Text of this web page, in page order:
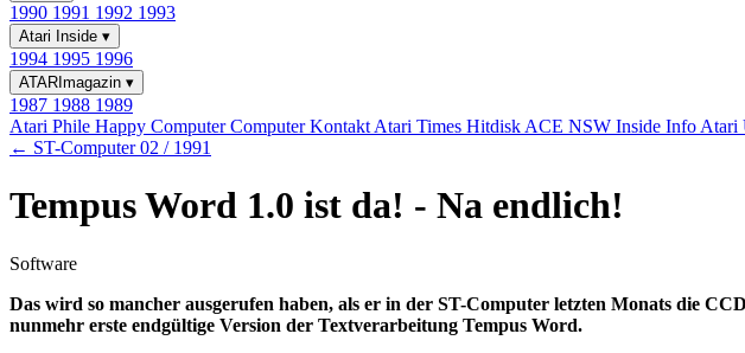
1990 1991 1992 1993
Atari Inside ▾
1994 1995 1996
ATARImagazin ▾
1987 1988 1989
Atari Phile Happy ComputerComputer Kontakt Atari Times Hitdisk ACE NSW Inside Info Atari
← ST-Computer 02 / 1991
Tempus Word 1.0 ist da! - Na endlich!
Software
Das wird so mancher ausgerufen haben, als er in der ST-Computer letzten Monats die
nunmehr erste endgültige Version der Textverarbeitung Tempus Word.